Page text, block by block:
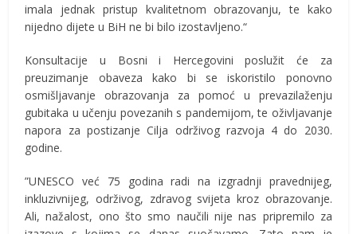
imala jednak pristup kvalitetnom obrazovanju, te kako
nijedno dijete u BiH ne bi bilo izostavljeno.“
Konsultacije u Bosni i Hercegovini poslužit će za
preuzimanje obaveza kako bi se iskoristilo ponovno
osmišljavanje obrazovanja za pomoć u prevazilaženju
gubitaka u učenju povezanih s pandemijom, te oživljavanje
napora za postizanje Cilja održivog razvoja 4 do 2030.
godine.
”UNESCO već 75 godina radi na izgradnji pravednijeg,
inkluzivnijeg, održivog, zdravog svijeta kroz obrazovanje.
Ali, nažalost, ono što smo naučili nije nas pripremilo za